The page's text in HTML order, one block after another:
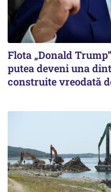
Flota „Donald
putea deveni una
construite vreodată